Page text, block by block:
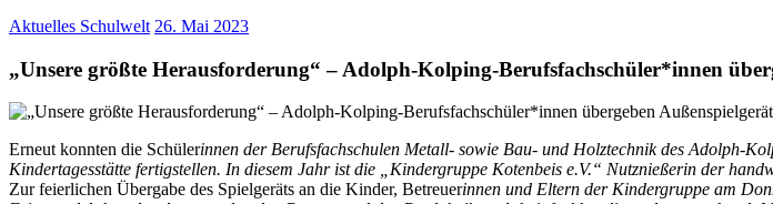
Aktuelles Schulwelt 26. Mai 2023
„Unsere größte Herausforderung“ – Adolph-Kolping-Berufsfachschüler*innen
Erneut konnten die Schülerinnen der Berufsfachschulen Metall- sowie Bau- und Holztechnik des Adolph-
Kindertagesstätte fertigstellen. In diesem Jahr ist die „Kindergruppe Kotenbeis e.V.“ Nutznießerin der
Zur feierlichen Übergabe des Spielgeräts an die Kinder, Betreuerinnen und Eltern der Kindergruppe am